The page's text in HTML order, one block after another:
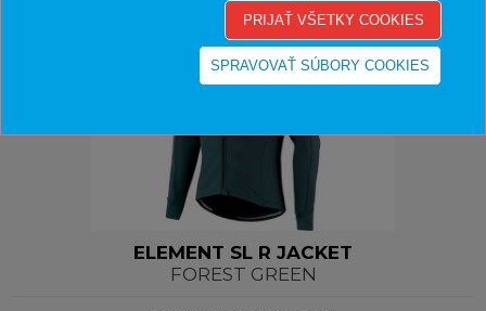
ELEMENT SL R JACKET
FOREST GREEN